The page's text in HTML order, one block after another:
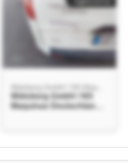
Widoberg GmbH / NS
Maquinas Deutschland